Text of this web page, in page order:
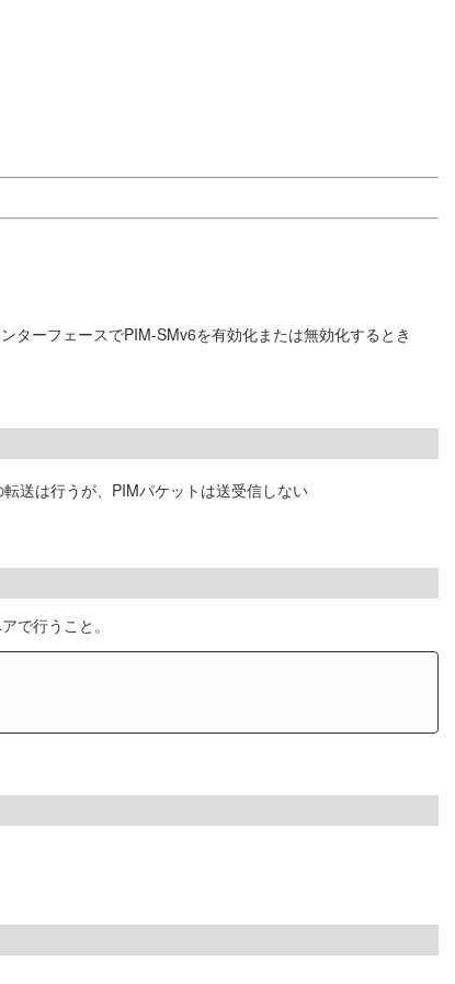
ターフェースでPIM-SMv6を有効化または無効化するとき
送は行うが、PIMパケットは送受信しない
で行うこと。